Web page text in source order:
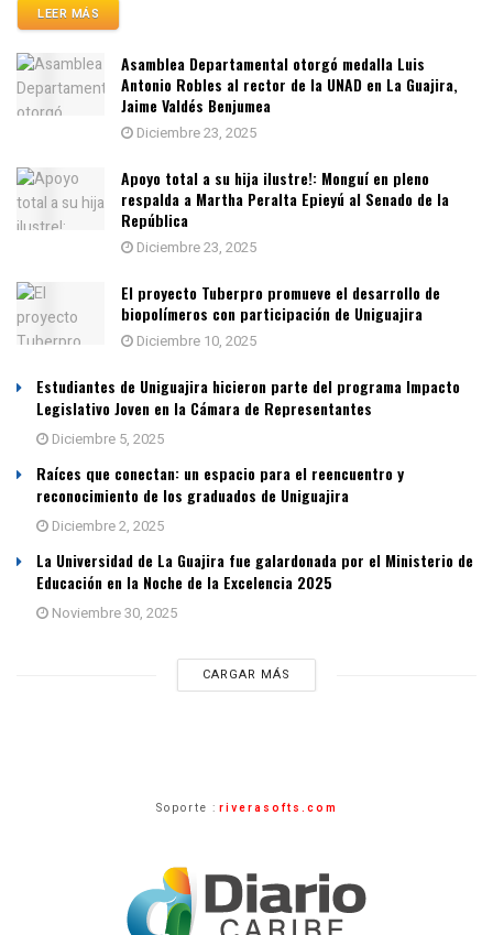
LEER MÁS
Asamblea Departamental otorgó medalla Luis
Antonio Robles al rector de la UNAD en La Guajira,
Jaime Valdés Benjumea
Diciembre 23, 2025
Apoyo total a su hija ilustre!: Monguí en pleno
respalda a Martha Peralta Epieyú al Senado de la
República
Diciembre 23, 2025
El proyecto Tuberpro promueve el desarrollo de
biopolímeros con participación de Uniguajira
Diciembre 10, 2025
Estudiantes de Uniguajira hicieron parte del programa Impacto
Legislativo Joven en la Cámara de Representantes
Diciembre 5, 2025
Raíces que conectan: un espacio para el reencuentro y
reconocimiento de los graduados de Uniguajira
Diciembre 2, 2025
La Universidad de La Guajira fue galardonada por el Ministerio de
Educación en la Noche de la Excelencia 2025
Noviembre 30, 2025
CARGAR MÁS
Soporte : riverasofts.com